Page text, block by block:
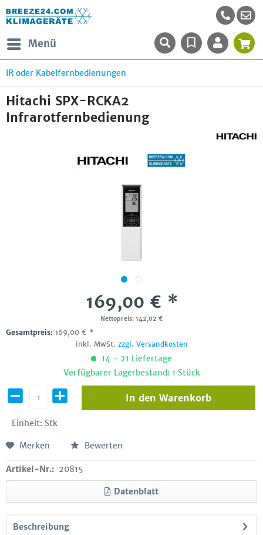
Menü
IR oder Kabelfernbedienungen
Hitachi SPX-RCKA2
Infrarotfernbedienung
169,00 € *
Nettopreis: 142,02 €
Gesamtpreis: 169,00 € *
inkl. MwSt. zzgl. Versandkosten
14 - 21 Liefertage
Verfügbarer Lagerbestand: 1 Stück
Einheit: Stk
In den Warenkorb
Merken Bewerten
Artikel-Nr.: 20815
Datenblatt
Beschreibung